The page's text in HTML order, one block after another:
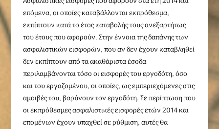
επόμενα, οι οποίες καταβάλλονται εκπρόθεσμα,
εκπίπτουν κατά το έτος καταβολής τους ανεξαρτήτως
του έτους που αφορούν. Στην έννοια της δαπάνης των
ασφαλιστικών εισφορών, που αν δεν έχουν καταβληθεί
δεν εκπίπτουν από τα ακαθάριστα έσοδα
περιλαμβάνονται τόσο οι εισφορές του εργοδότη, όσο
και του εργαζομένου, οι οποίες, ως εμπεριεχόμενες στις
αμοιβές του, βαρύνουν τον εργοδότη. Σε περίπτωση που
οι εκπρόθεσμες ασφαλιστικές εισφορές ετών 2014 και
επομένων έχουν υπαχθεί σε ρύθμιση, αυτές θα